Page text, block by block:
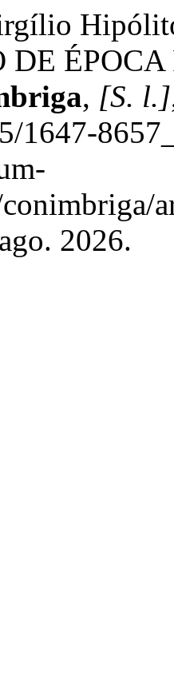
DE
, [S. l.]
1647-
2026.